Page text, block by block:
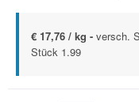
€ 17,76 / kg - versch.
Stück 1.99